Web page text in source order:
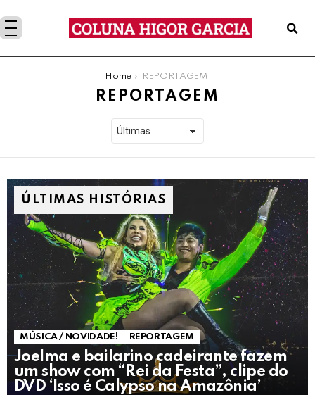
Home REPORTAGEM
REPORTAGEM
ÚLTIMAS HISTÓRIAS
MÚSICA / NOVIDADE! REPORTAGEM
Joelma e bailarino cadeirante fazem
um show com “Rei da Festa”, clipe do
DVD ‘Isso é Calypso na Amazônia’